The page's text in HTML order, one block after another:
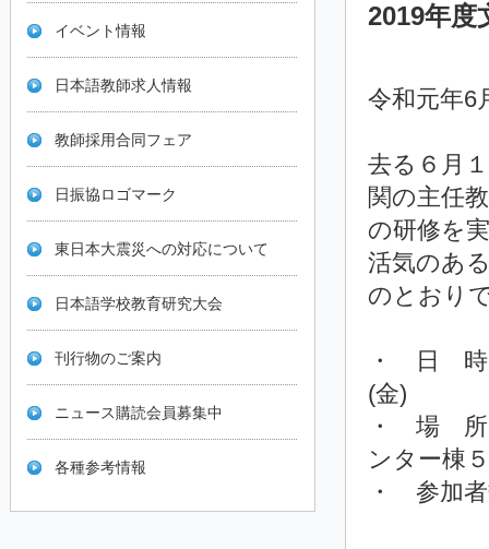
2019年度
令和元年6
去る６月
関の主任
の研修を
活気のあ
のとおり
・ 日 時
(金)
・ 場 所
ンター棟
・ 参加
イベント情報
日本語教師求人情報
教師採用合同フェア
日振協ロゴマーク
東日本大震災への対応について
日本語学校教育研究大会
刊行物のご案内
ニュース購読会員募集中
各種参考情報